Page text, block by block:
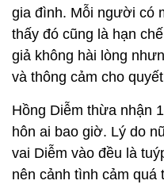
gia đình. Mỗi người có
thấy đó cũng là hạn
giả không hài lòng
và thông cảm cho
Hồng Diễm thừa nhận
hôn ai bao giờ. Lý do
vai Diễm vào đều là
nên cảnh tình cảm quá